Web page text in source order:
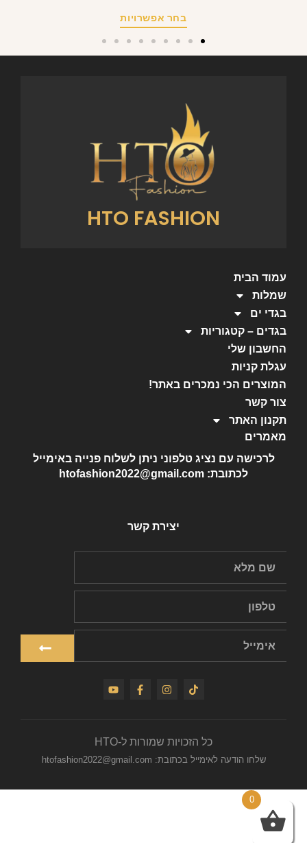
בחר אפשרויות
HTO FASHION
עמוד הבית
שמלות
בגדי ים
בגדים – קטגוריות
החשבון שלי
עגלת קניות
המוצרים הכי נמכרים באתר!
צור קשר
תקנון האתר
מאמרים
לרכישה עם נציג טלפוני ניתן לשלוח פנייה באימייל
לכתובת: htofashion2022@gmail.com
יצירת קשר
כל הזכויות שמורות ל-HTO
שלחו הודעה לאימייל בכתובת: htofashion2022@gmail.com
0